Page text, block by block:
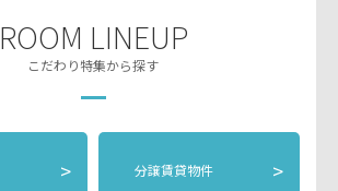
ROOM LINEUP
こだわり特集から探す
> 分譲賃貸物件 >